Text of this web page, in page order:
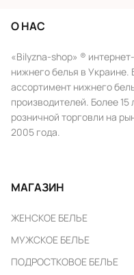
О НАС
«Bilyzna-shop» ®
нижнего белья в Украине.
ассортимент нижнего
производителей. Более 15
розничной торговли на
2005 года.
МАГАЗИН
ЖЕНСКОЕ БЕЛЬЕ
МУЖСКОЕ БЕЛЬЕ
ПОДРОСТКОВОЕ БЕЛЬЕ